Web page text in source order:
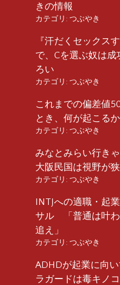
きの情報
カテゴリ: つぶやき
『汗だくセックス
で、Cを選ぶ奴は
ろい
カテゴリ: つぶやき
これまでの偏差値
とき、何が起こるか
カテゴリ: つぶやき
みなとみらい行き
大阪民国は視野が狭
カテゴリ: つぶやき
INTJへの適職・起
サル 「普通は叶わ
追え」
カテゴリ: つぶやき
ADHDが起業に向
ラガードは毒キノコ